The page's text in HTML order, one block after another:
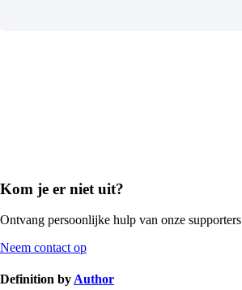
Kom je er niet uit?
Ontvang persoonlijke hulp van onze supporters
Neem contact op
Definition by Author